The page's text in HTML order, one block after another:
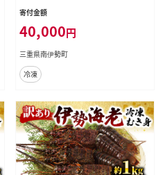
勢 エビ 伊勢エビ 海宝水産 訳あり品
刺身 海鮮 ギフト 国産 三重県 南伊
勢町
寄付金額
40,000円
三重県南伊勢町
冷凍